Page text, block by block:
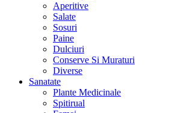
Aperitive
Salate
Sosuri
Paine
Dulciuri
Conserve Si Muraturi
Diverse
Sanatate
Plante Medicinale
Spitirual